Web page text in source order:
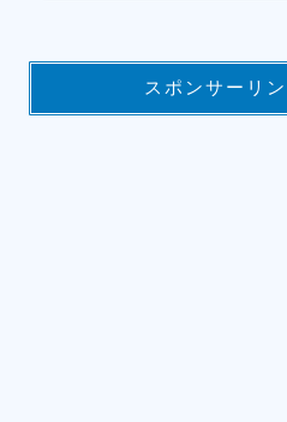
スポンサーリン